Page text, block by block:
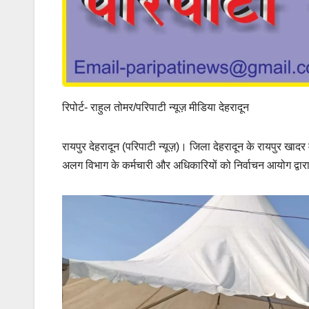
रिपोर्ट- राहुल तोमर/परिपाटी न्यूज़ मीडिया देहरादून
रायपुर देहरादून (परिपाटी न्यूज़)। जिला देहरादून के रायपुर
अलग विभाग के कर्मचारी और अधिकारियों को निर्वाचन आयोग